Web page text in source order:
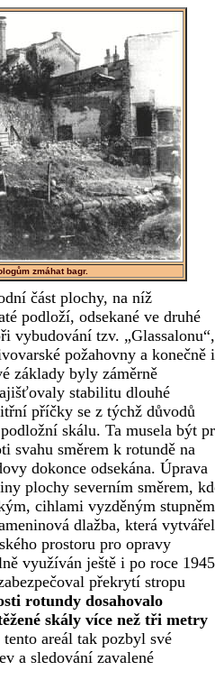
zmáhat bagr.
část plochy, na níž
podloží, odsekané ve druhé
vybudování tzv. „Glassalonu“,
požahovny a konečně i
základy byly záměrně
stabilitu dlouhé
příčky se z týchž důvodů
skálu. Ta musela být
svahu směrem k rotundě na
dokonce odsekána. Úprava
plochy severním směrem,
cihlami vyzděným
dlažba, která
prostoru pro opravy
využíván ještě i po roce
překrytí stropu
rotundy dosahovalo
skály více než tři metry
areál tak pozbyl své
a sledování zavalené